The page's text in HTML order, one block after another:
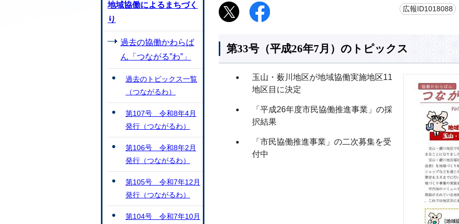
広報ID1018088
第33号（平成26年7月）のトピックス
玉山・薮川地区が地域協働実施地区11
地区目に決定
「平成26年度市民協働推進事業」の採
択結果
「市民協働推進事業」の二次募集を受
付中
地域協働によるまちづく
り
過去の協働かわらば
ん「つながる”わ”」
過去のトピックス一覧
（つながるわ）
第107号 令和8年4月
発行（つながるわ）
第106号 令和8年2月
発行（つながるわ）
第105号 令和7年12月
発行（つながるわ）
第104号 令和7年10月